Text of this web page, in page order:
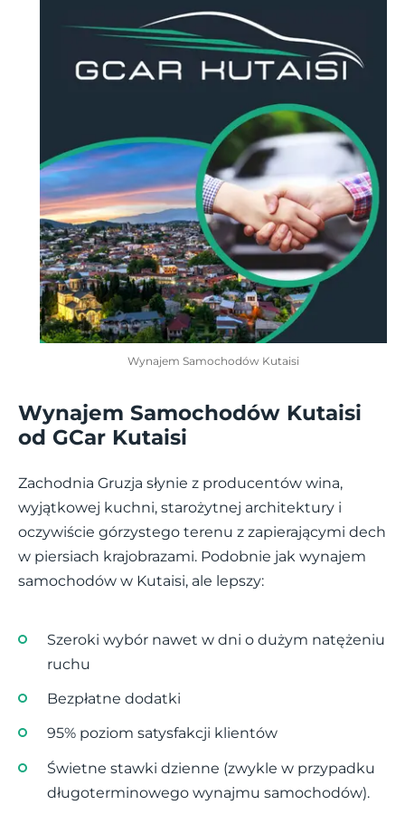
Wynajem Samochodów Kutaisi
Wynajem Samochodów Kutaisi
od GCar Kutaisi
Zachodnia Gruzja słynie z producentów wina,
wyjątkowej kuchni, starożytnej architektury i
oczywiście górzystego terenu z zapierającymi dech
w piersiach krajobrazami. Podobnie jak wynajem
samochodów w Kutaisi, ale lepszy:
Szeroki wybór nawet w dni o dużym natężeniu
ruchu
Bezpłatne dodatki
95% poziom satysfakcji klientów
Świetne stawki dzienne (zwykle w przypadku
długoterminowego wynajmu samochodów).